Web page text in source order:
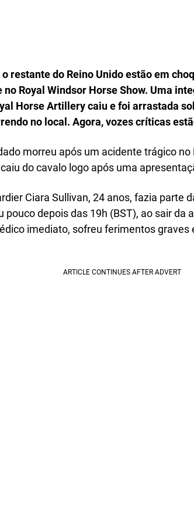
o restante do Reino Unido estão em
Royal Windsor Horse Show. Uma
Horse Artillery caiu e foi arrastada
no local. Agora, vozes críticas
morreu após um acidente trágico no
do cavalo logo após uma
Ciara Sullivan, 24 anos, fazia parte
pouco depois das 19h (BST), ao sair da
imediato, sofreu ferimentos graves